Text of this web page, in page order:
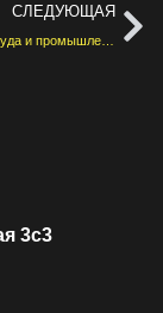
СЛЕДУЮЩАЯ
Центр охраны труда и промышленной безопасности — производственный контроль
3с3